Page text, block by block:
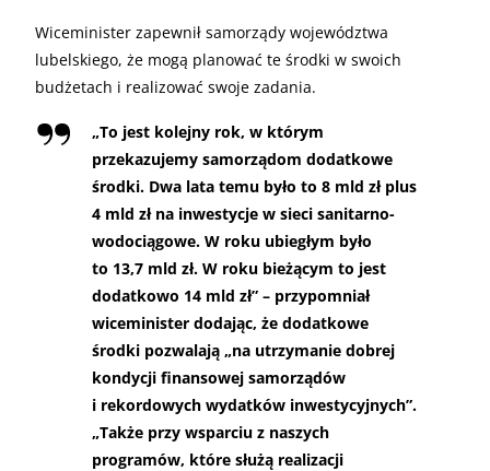
Wiceminister zapewnił samorządy województwa
lubelskiego, że mogą planować te środki w swoich
budżetach i realizować swoje zadania.
„To jest kolejny rok, w którym
przekazujemy samorządom dodatkowe
środki. Dwa lata temu było to 8 mld zł plus
4 mld zł na inwestycje w sieci sanitarno-
wodociągowe. W roku ubiegłym było
to 13,7 mld zł. W roku bieżącym to jest
dodatkowo 14 mld zł” – przypomniał
wiceminister dodając, że dodatkowe
środki pozwalają „na utrzymanie dobrej
kondycji finansowej samorządów
i rekordowych wydatków inwestycyjnych”.
„Także przy wsparciu z naszych
programów, które służą realizacji